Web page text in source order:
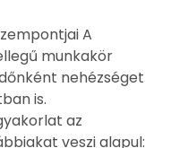
A
munkakör
nehézséget
is.
az
veszi alapul: